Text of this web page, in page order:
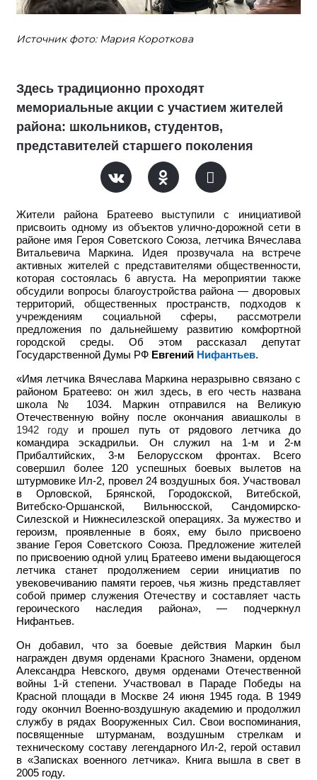
Источник фото: Мария Короткова
Здесь традиционно проходят
мемориальные акции с участием жителей
района: школьников, студентов,
представителей старшего поколения
Жители района Братеево выступили с инициативой
присвоить одному из объектов улично-дорожной сети в
районе имя Героя Советского Союза, летчика Вячеслава
Витальевича Маркина. Идея прозвучала на встрече
активных жителей с представителями общественности,
которая состоялась 6 августа. На мероприятии также
обсудили вопросы благоустройства района — дворовых
территорий, общественных пространств, подходов к
учреждениям социальной сферы, рассмотрели
предложения по дальнейшему развитию комфортной
городской среды. Об этом рассказал депутат
Государственной Думы РФ Евгений Нифантьев.
«Имя летчика Вячеслава Маркина неразрывно связано с
районом Братеево: он жил здесь, в его честь названа
школа № 1034. Маркин отправился на Великую
Отечественную войну после окончания авиашколы в
1942 году и прошел путь от рядового летчика до
командира эскадрильи. Он служил на 1-м и 2-м
Прибалтийских, 3-м Белорусском фронтах. Всего
совершил более 120 успешных боевых вылетов на
штурмовике Ил-2, провел 24 воздушных боя. Участвовал
в Орловской, Брянской, Городокской, Витебской,
Витебско-Оршанской, Вильнюсской, Сандомирско-
Силезской и Нижнесилезской операциях. За мужество и
героизм, проявленные в боях, ему было присвоено
звание Героя Советского Союза. Предложение жителей
по присвоению одной улиц Братеево имени выдающегося
летчика станет продолжением серии инициатив по
увековечиванию памяти героев, чья жизнь представляет
собой пример служения Отечеству и составляет часть
героического наследия района», — подчеркнул
Нифантьев.
Он добавил, что за боевые действия Маркин был
награжден двумя орденами Красного Знамени, орденом
Александра Невского, двумя орденами Отечественной
войны 1-й степени. Участвовал в Параде Победы на
Красной площади в Москве 24 июня 1945 года.
В 1949
году окончил Военно-воздушную академию и продолжил
службу в рядах Вооруженных Сил. Свои воспоминания,
посвященные штурманам, воздушным стрелкам и
техническому составу легендарного Ил-2, герой оставил
в «Записках военного летчика». Книга вышла в свет в
2005 году.